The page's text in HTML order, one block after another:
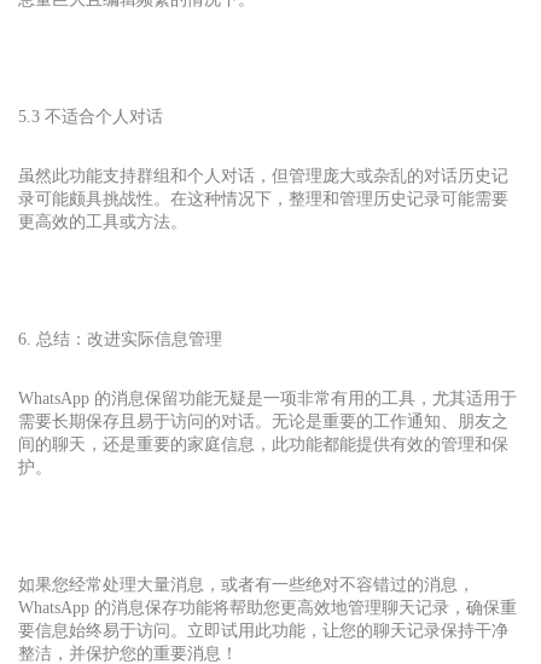
5.3 不适合个人对话
虽然此功能支持群组和个人对话，但管理庞大或杂乱的对话历史记
录可能颇具挑战性。在这种情况下，整理和管理历史记录可能需要
更高效的工具或方法。
6. 总结：改进实际信息管理
WhatsApp 的消息保留功能无疑是一项非常有用的工具，尤其适用于
需要长期保存且易于访问的对话。无论是重要的工作通知、朋友之
间的聊天，还是重要的家庭信息，此功能都能提供有效的管理和保
护。
如果您经常处理大量消息，或者有一些绝对不容错过的消息，
WhatsApp 的消息保存功能将帮助您更高效地管理聊天记录，确保重
要信息始终易于访问。立即试用此功能，让您的聊天记录保持干净
整洁，并保护您的重要消息！